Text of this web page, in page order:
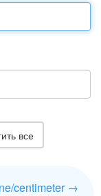
centimeter →